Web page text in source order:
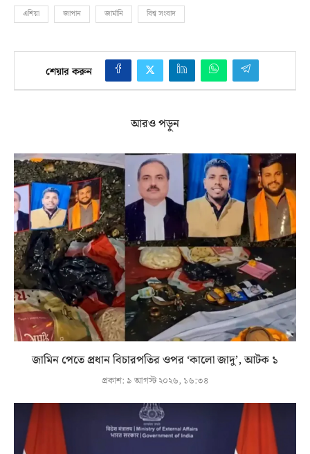
এশিয়া জাপান জার্মানি বিশ্ব সংবাদ
শেয়ার করুন
আরও পড়ুন
জামিন পেতে প্রধান বিচারপতির ওপর ‘কালো জাদু’, আটক ১
প্রকাশ: ৯ আগস্ট ২০২৬, ১৬:৩৪